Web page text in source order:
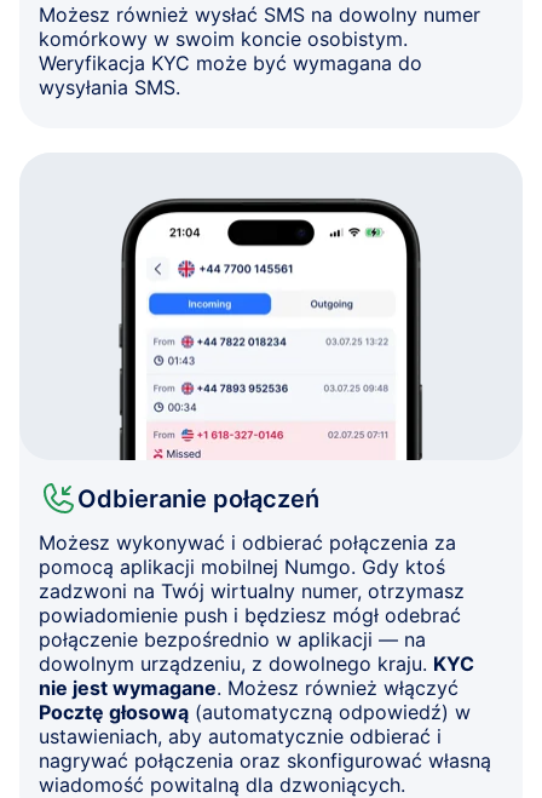
Możesz również wysłać SMS na dowolny numer
komórkowy w swoim koncie osobistym.
Weryfikacja KYC może być wymagana do
wysyłania SMS.
Odbieranie połączeń
Możesz wykonywać i odbierać połączenia za
pomocą aplikacji mobilnej Numgo. Gdy ktoś
zadzwoni na Twój wirtualny numer, otrzymasz
powiadomienie push i będziesz mógł odebrać
połączenie bezpośrednio w aplikacji — na
dowolnym urządzeniu, z dowolnego kraju. KYC
nie jest wymagane. Możesz również włączyć
Pocztę głosową (automatyczną odpowiedź) w
ustawieniach, aby automatycznie odbierać i
nagrywać połączenia oraz skonfigurować własną
wiadomość powitalną dla dzwoniących.